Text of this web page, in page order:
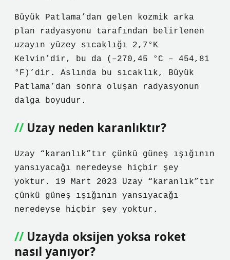
Büyük Patlama’dan gelen kozmik arka
plan radyasyonu tarafından belirlenen
uzayın yüzey sıcaklığı 2,7°K
Kelvin’dir, bu da (–270,45 °C – 454,81
°F)’dir. Aslında bu sıcaklık, Büyük
Patlama’dan sonra oluşan radyasyonun
dalga boyudur.
Uzay neden karanlıktır?
Uzay “karanlık”tır çünkü güneş ışığının
yansıyacağı neredeyse hiçbir şey
yoktur. 19 Mart 2023 Uzay “karanlık”tır
çünkü güneş ışığının yansıyacağı
neredeyse hiçbir şey yoktur.
Uzayda oksijen yoksa roket
nasıl yanıyor?